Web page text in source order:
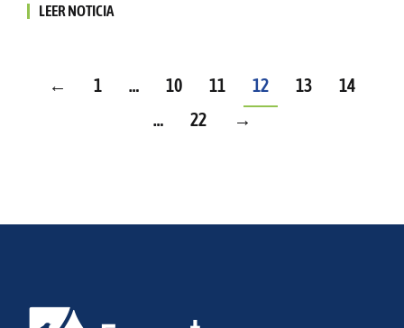
LEER NOTICIA
← 1 … 10 11 12 13
14
…
22 →